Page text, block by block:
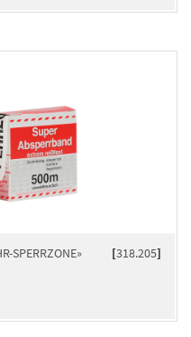
[318.205]
SPERRZONE»